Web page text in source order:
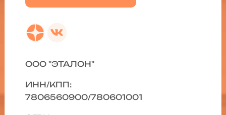
ООО "ЭТАЛОН"
ИНН/КПП:
7806560900/780601001